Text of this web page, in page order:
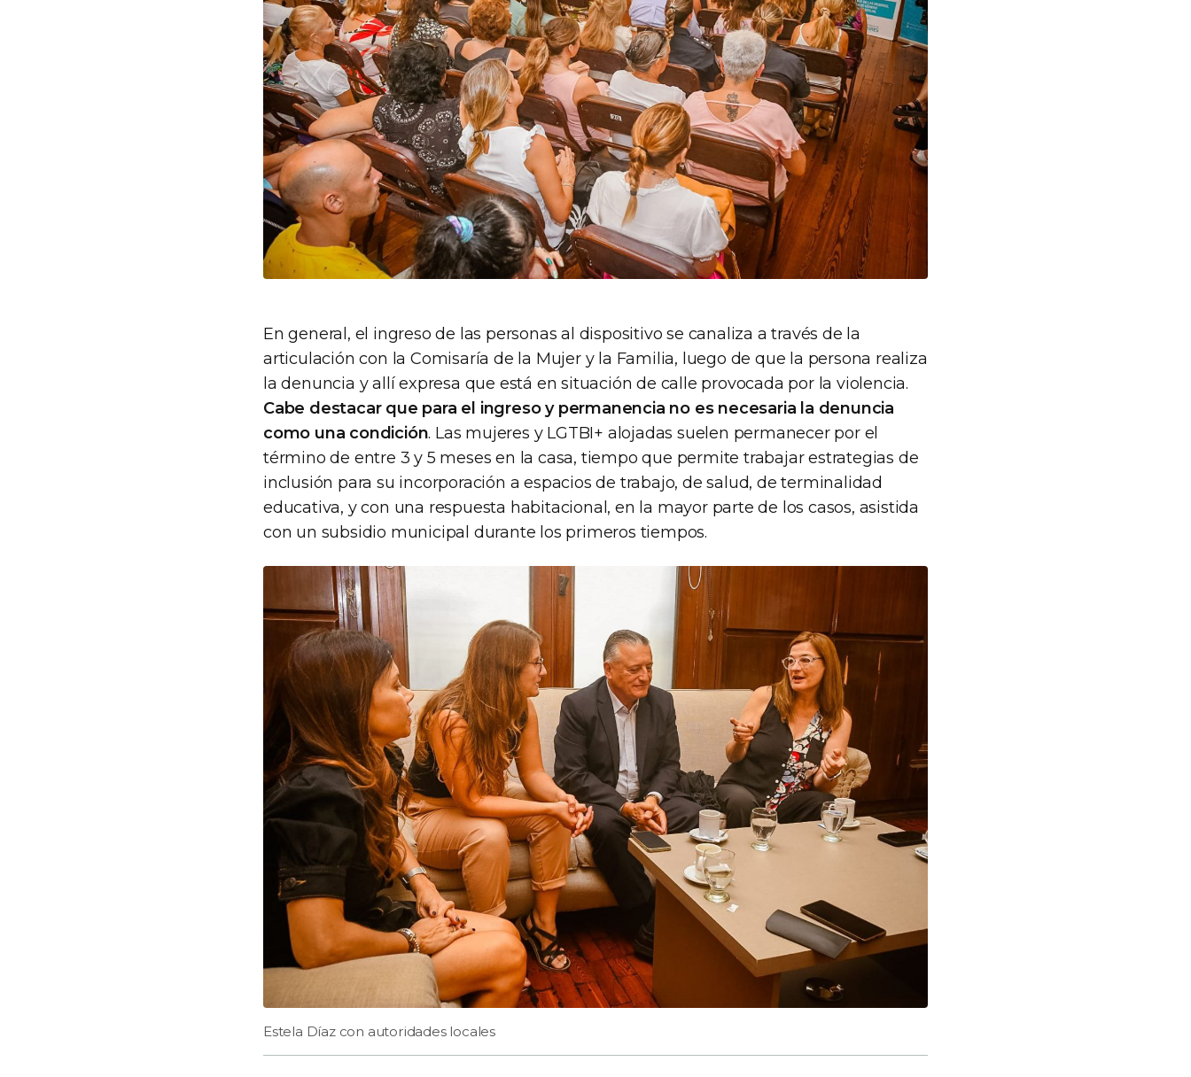
En general, el ingreso de las personas al dispositivo se canaliza a través de la
articulación con la Comisaría de la Mujer y la Familia, luego de que la persona realiza
la denuncia y allí expresa que está en situación de calle provocada por la violencia.
Cabe destacar que para el ingreso y permanencia no es necesaria la denuncia
como una condición. Las mujeres y LGTBI+ alojadas suelen permanecer por el
término de entre 3 y 5 meses en la casa, tiempo que permite trabajar estrategias de
inclusión para su incorporación a espacios de trabajo, de salud, de terminalidad
educativa, y con una respuesta habitacional, en la mayor parte de los casos, asistida
con un subsidio municipal durante los primeros tiempos.
Estela Díaz con autoridades locales